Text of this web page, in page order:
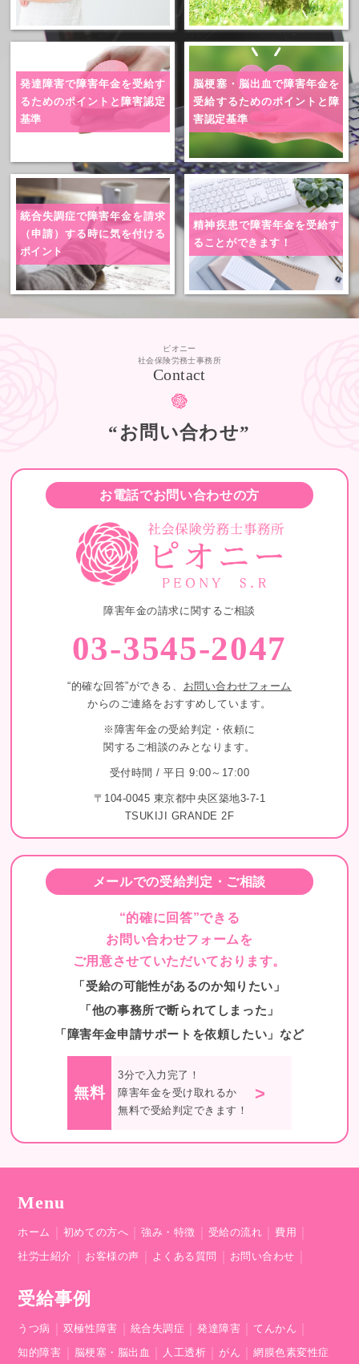
発達障害で障害年金を受給す
る ためのポイントと障害認定
基準
脳梗塞・脳出血で障害年金を
受給するためのポイントと障
害認定基準
統合失調症で障害年金を請求
（申請）する時に気を付ける
ポイント
精神疾患で障害年金を受給す
ることができます！
ピオニー
社会保険労務士事務所
Contact
“お問い合わせ”
お電話でお問い合わせの方
障害年金の請求に関するご相談
03-3545-2047
“的確な回答”ができる、 お問い合わせフォーム
からのご連絡をおすすめしています。
※障害年金の受給判定・依頼に
関するご相談のみとなります。
受付時間 / 平日 9:00～17:00
〒104-0045 東京都中央区築地3-7-1
TSUKIJI GRANDE 2F
メールでの受給判定・ご相談
“的確に回答”できる
お問い合わせフォームを
ご用意させていただいております。
「受給の可能性があるのか知りたい」
「他の事務所で断られてしまった」
「障害年金申請サポートを依頼したい」など
無料
3分で入力完了！
障害年金を受け取れるか
無料で受給判定できます！
>
Menu
ホーム 初めての方へ ｜強み・特徴 受給の流れ 費用
社労士紹介 お客様の声 よくある質問 お問い合わせ
受給事例
うつ病 双極性障害 統合失調症 ｜発達障害 ｜てんかん
知的障害 脳梗塞・脳出血 人工透析 がん ｜網膜色素変性症